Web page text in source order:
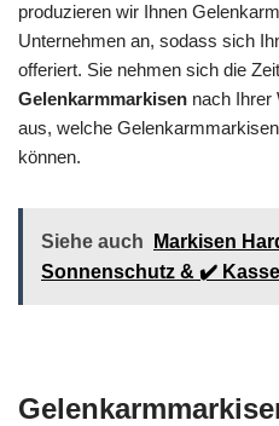
produzieren wir Ihnen
Unternehmen an, sodass sich
offeriert. Sie nehmen sich die
Gelenkarmmarkisen nach Ihrer
aus, welche
können.
Siehe auch
Markisen
Sonnenschutz & ✔️